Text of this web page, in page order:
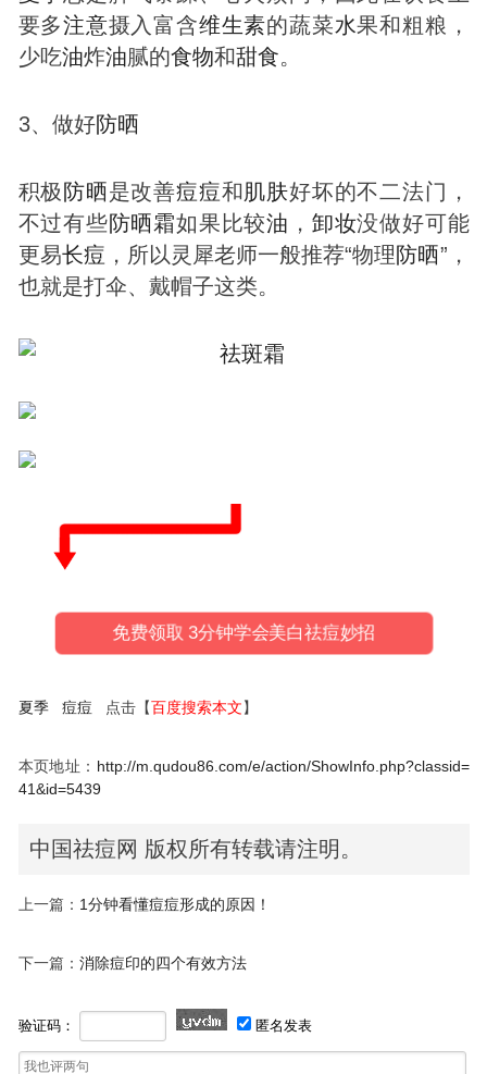
要多注意摄入富含维生素的蔬菜水果和粗粮，
少吃油炸油腻的食物和甜食。
3、做好防晒
积极 防晒是改善痘痘和肌肤好坏的不二法门，
不过有些防晒霜如果比较油 ， 卸妆没做好可能
更易长痘 ，所以灵犀老师一般推荐“物理防晒”，
也就是打伞、戴帽子这类。
免费领取 3分钟学会美白祛痘妙招
夏季 痘痘 点击【百度搜索本文】
本页地址： http://m.qudou86.com/e/action/ShowInfo.php?classid=
41&id=5439
中国祛痘网 版权所有转载请注明。
上一篇： 1分钟看懂痘痘形成的原因！
下一篇： 消除痘印的四个有效方法
验证码： 匿名发表